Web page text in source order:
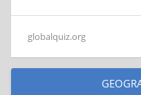
globalquiz.org